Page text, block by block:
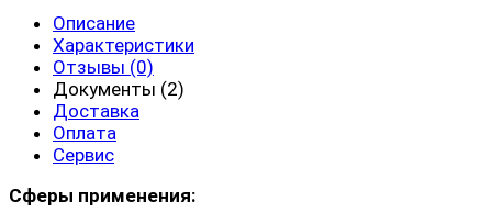
Описание
Характеристики
Отзывы (0)
Документы (2)
Доставка
Оплата
Сервис
Сферы применения: